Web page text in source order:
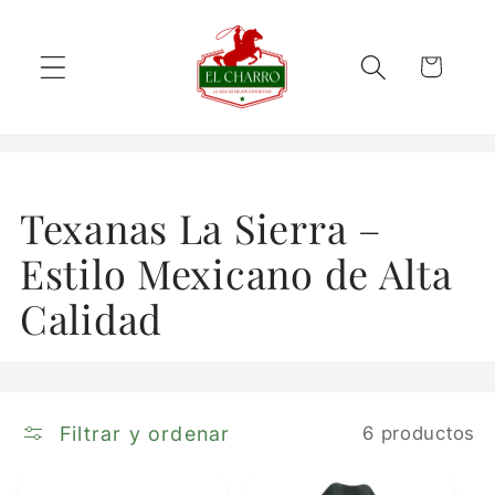
al contenido
Carrito
C
o
l
c
Texanas La Sierra –
Estilo Mexicano de Alta
Calidad
Filtrar y ordenar 6 productos